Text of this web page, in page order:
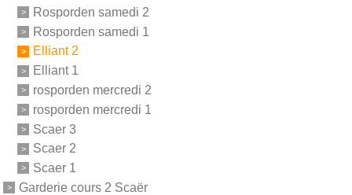
Rosporden samedi 2
Rosporden samedi 1
Elliant 2
Elliant 1
rosporden mercredi 2
rosporden mercredi 1
Scaer 3
Scaer 2
Scaer 1
Garderie cours 2 Scaër